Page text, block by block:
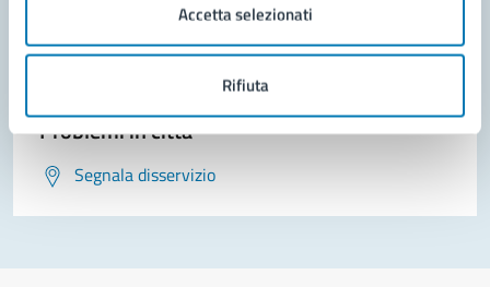
Accetta selezionati
Rifiuta
Richiedi assistenza
Prenota appuntamento
Problemi in città
Segnala disservizio